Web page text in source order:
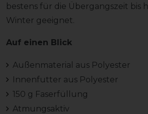
bestens für die Übergangszeit bis
Winter geeignet.
Auf einen Blick
Außenmaterial aus Polyester
Innenfutter aus Polyester
150 g Faserfüllung
Atmungsaktiv